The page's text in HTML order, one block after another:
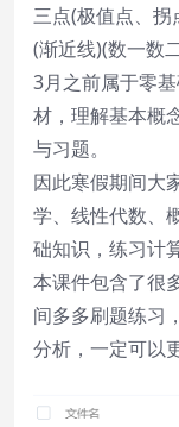
三点(极值点、
(渐近线)(数一数
3月之前属于零
材，理解基本概
与习题。
因此寒假期间大
学、线性代数、
础知识，练习计
本课件包含了很
间多多刷题练习
分析，一定可以